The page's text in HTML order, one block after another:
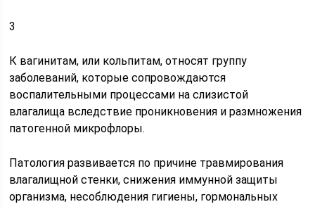
3
К вагинитам, или кольпитам, относят группу
заболеваний, которые сопровождаются
воспалительными процессами на слизистой
влагалища вследствие проникновения и размножения
патогенной микрофлоры.
Патология развивается по причине травмирования
влагалищной стенки, снижения иммунной защиты
организма, несоблюдения гигиены, гормональных